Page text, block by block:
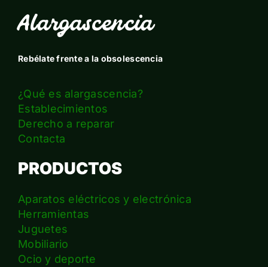
Alargascencia
Rebélate frente a la obsolescencia
¿Qué es alargascencia?
Establecimientos
Derecho a reparar
Contacta
PRODUCTOS
Aparatos eléctricos y electrónica
Herramientas
Juguetes
Mobiliario
Ocio y deporte